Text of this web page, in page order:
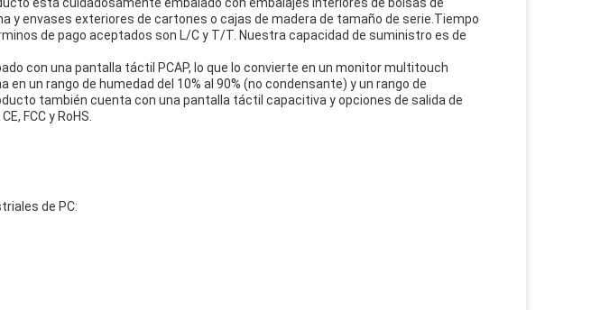
y envases exteriores de cartones o cajas de madera de tamaño de serie.Tiempo
de pago aceptados son L/C y T/T. Nuestra capacidad de suministro es de
con una pantalla táctil PCAP, lo que lo convierte en un monitor multitouch
en un rango de humedad del 10% al 90% (no condensante) y un rango de
también cuenta con una pantalla táctil capacitiva y opciones de salida de
FCC y RoHS.
de PC: